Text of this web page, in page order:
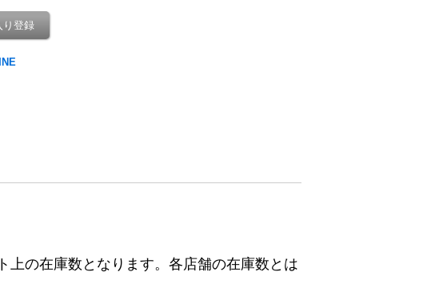
り登録
上の在庫数となります。各店舗の在庫数とは